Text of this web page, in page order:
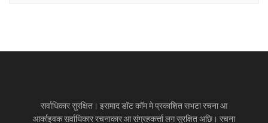
सर्वाधिकार सुरक्षित। इसमाद डॉट कॉम मे प्रकाशित सभटा रचना आ
आर्काइवक सर्वाधिकार रचनाकार आ संग्रहकर्त्ता लग सुरक्षित अछि। रचना